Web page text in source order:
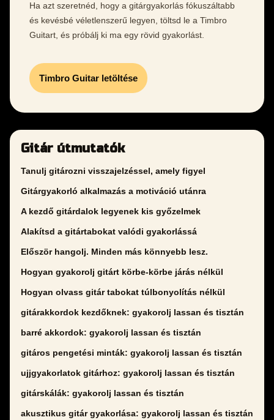
Ha azt szeretnéd, hogy a gitárgyakorlás fókuszáltabb
és kevésbé véletlenszerű legyen, töltsd le a Timbro
Guitart, és próbálj ki ma egy rövid gyakorlást.
Timbro Guitar letöltése
Gitár útmutatók
Tanulj gitározni visszajelzéssel, amely figyel
Gitárgyakorló alkalmazás a motiváció utánra
A kezdő gitárdalok legyenek kis győzelmek
Alakítsd a gitártabokat valódi gyakorlássá
Először hangolj. Minden más könnyebb lesz.
Hogyan gyakorolj gitárt körbe-körbe járás nélkül
Hogyan olvass gitár tabokat túlbonyolítás nélkül
gitárakkordok kezdőknek: gyakorolj lassan és tisztán
barré akkordok: gyakorolj lassan és tisztán
gitáros pengetési minták: gyakorolj lassan és tisztán
ujjgyakorlatok gitárhoz: gyakorolj lassan és tisztán
gitárskálák: gyakorolj lassan és tisztán
akusztikus gitár gyakorlása: gyakorolj lassan és tisztán